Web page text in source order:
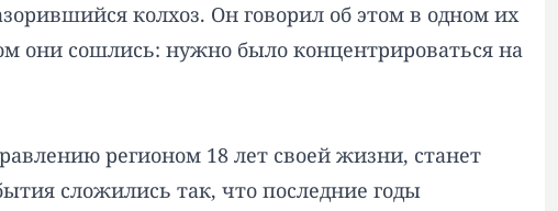
колхоз. Он говорил об этом в одном их
они сошлись: нужно было концентрироваться на
регионом 18 лет своей жизни, станет
сложились так, что последние годы